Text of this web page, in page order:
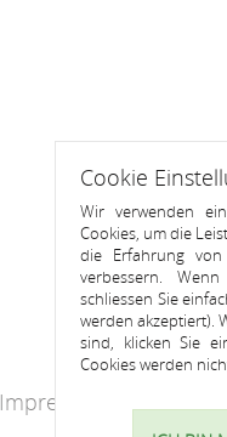
Impressum
Cookie
Wir verwenden
Cookies, um die
die Erfahrung
verbessern.
schliessen Sie
werden akzeptiert).
sind, klicken Sie
Cookies werden